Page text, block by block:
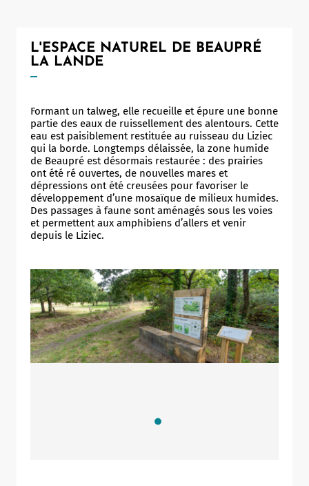
L'ESPACE NATUREL DE BEAUPRÉ
LA LANDE
Formant un talweg, elle recueille et épure une bonne
partie des eaux de ruissellement des alentours. Cette
eau est paisiblement restituée au ruisseau du Liziec
qui la borde. Longtemps délaissée, la zone humide
de Beaupré est désormais restaurée : des prairies
ont été ré ouvertes, de nouvelles mares et
dépressions ont été creusées pour favoriser le
développement d’une mosaïque de milieux humides.
Des passages à faune sont aménagés sous les voies
et permettent aux amphibiens d’allers et venir
depuis le Liziec.